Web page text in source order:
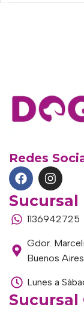
Redes
Sucursal
1136942725
Gdor.
Buenos Aires
Lunes a
Sucursal